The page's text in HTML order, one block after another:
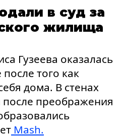
в суд за
жилища
Гузеева оказалась
того как
дома. В стенах
после преображения
Mash.